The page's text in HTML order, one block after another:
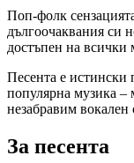
Поп-фолк
дългоочаквания си
достъпен на
Песента е истински
популярна музика –
незабравим вокален
За песента